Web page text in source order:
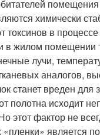
помещения
химически
в
в жилом
лучи,
аналогов,
станет вреден для
полотна исходит
этот фактор не
является